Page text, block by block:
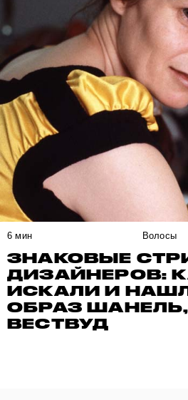
6 мин Волосы
ЗНАКОВЫЕ
ДИЗАЙНЕРОВ:
ИСКАЛИ И
ОБРАЗ
ВЕСТВУД